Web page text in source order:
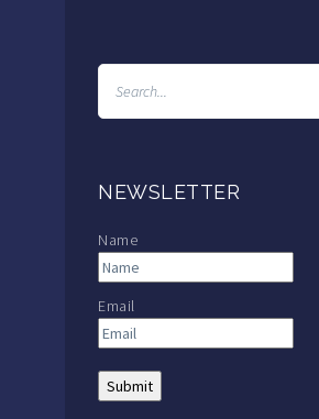
NEWSLETTER
Name
Email